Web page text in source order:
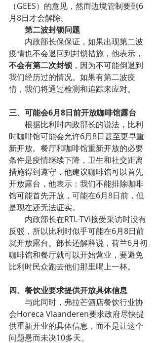
（GEES）的意见，然而边境管制要到6
月8日才会解除。
        第二波封锁问题
疫情也不会退回到封锁措施，他表示，
不会有第二次封锁 ，因为不可能倒退到
我们经历过的情况。如果有第二波疫
情，我们将通过检测和追踪来应对。
三、可能会6月8日前开放咖啡馆露台
时咖啡馆可能会允许6月8日甚至更早重
新开放。餐厅和咖啡馆重新开放的必要
条件是疫情继续下降，卫生和社交距离
措施得到遵守，他建议咖啡馆可以首先
开放露台，他表示：我们不能排除咖啡
馆可能首先开放，可能在6月8日前，但
是现在还无法证实。
反驳，所以比利时似乎可能在6月8日前
就开放露台。部长还解释说，荷兰6月初
咖啡馆和餐厅就可以开始营业，要避免
比利时民众跑去他们那里喝上一杯。
四、餐饮业要求提供开放具体信息
会Horeca Vlaanderen要求政府尽快提
供重新开业的具体信息，而不是让这个
问题悬而未决10多天。